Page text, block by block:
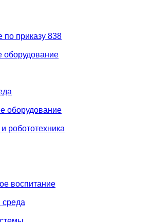
по приказу 838
оборудование
оборудование
робототехника
воспитание